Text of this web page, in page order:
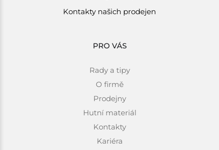
Kontakty našich prodejen
PRO VÁS
Rady a tipy
O firmě
Prodejny
Hutní materiál
Kontakty
Kariéra